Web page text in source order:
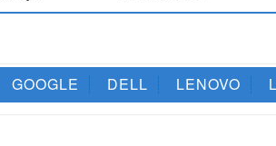
GOOGLE DELL LENOVO